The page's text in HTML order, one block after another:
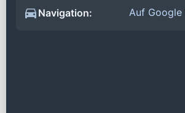
Navigation:
Auf Google